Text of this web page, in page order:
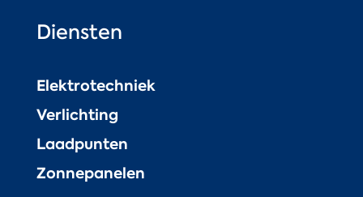
Diensten
Elektrotechniek
Verlichting
Laadpunten
Zonnepanelen